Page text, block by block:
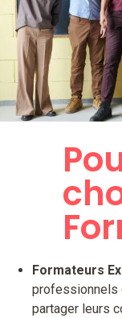
Formateurs
professionnels
partager leurs